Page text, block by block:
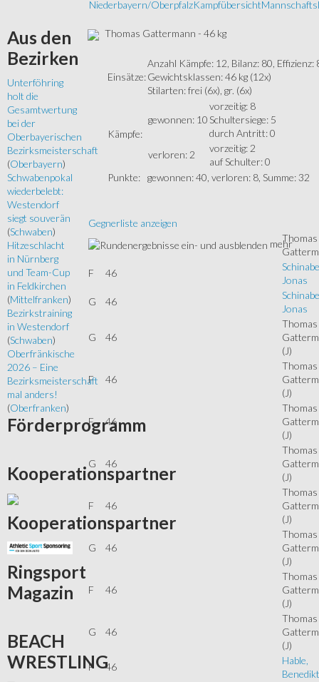
Niederbayern/OberpfalzKampfübersicht
Thomas Gattermann - 46 kg
Einsätze:
Anzahl Kämpfe: 12, Bilanz: 80, Effizienz:
Gewichtsklassen: 46 kg (12x)
Stilarten: frei (6x), gr. (6x)
Kämpfe:
gewonnen: 10
vorzeitig: 8
Schultersiege: 5
durch Antritt: 0
verloren: 2
vorzeitig: 2
auf Schulter: 0
Punkte: gewonnen: 40, verloren: 8, Summe: 32
Gegnerliste anzeigen
mehrThomas
F
46
Jonas
G
46
Jonas
G 46
Thomas
(J)
F 46
Thomas
(J)
F 46
Thomas
(J)
G 46
Thomas
(J)
F 46
Thomas
(J)
G 46
Thomas
(J)
F 46
Thomas
(J)
G 46
Thomas
(J)
F
46
Hable,
Benedikt
Aus den
Bezirken
Unterföhring
holt die
Gesamtwertung
bei der
Oberbayerischen
Bezirksmeisterschaft
(Oberbayern)
Schwabenpokal
wiederbelebt:
Westendorf
siegt souverän
(Schwaben)
Hitzeschlacht
in Nürnberg
und Team-Cup
in Feldkirchen
(Mittelfranken)
Bezirkstraining
in Westendorf
(Schwaben)
Oberfränkische
2026 – Eine
Bezirksmeisterschaft
mal anders!
(Oberfranken)
Förderprogramm
Kooperationspartner
Kooperationspartner
Ringsport
Magazin
BEACH
WRESTLING